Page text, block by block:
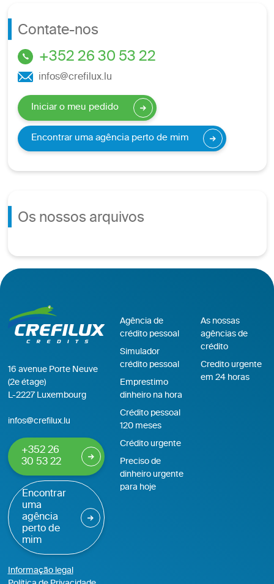
Contate-nos
+352 26 30 53 22
infos@crefilux.lu
Iniciar o meu pedido
Encontrar uma agência perto de mim
Os nossos arquivos
16 avenue Porte Neuve
(2e étage)
L-2227 Luxembourg
infos@crefilux.lu
+352 26
30 53 22
Encontrar
uma
agência
perto de
mim
Informação legal
Agência de
crédito pessoal
Simulador
crédito pessoal
Emprestimo
dinheiro na hora
Crédito pessoal
120 meses
Crédito urgente
Preciso de
dinheiro urgente
para hoje
As nossas
agências de
crédito
Credito urgente
em 24 horas